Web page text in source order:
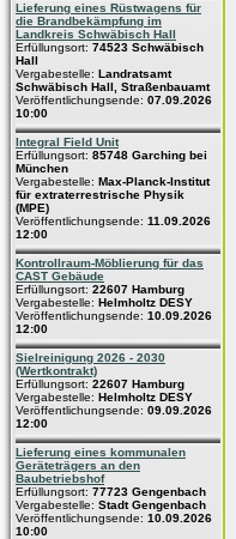
Lieferung eines Rüstwagens für
die Brandbekämpfung im
Landkreis Schwäbisch Hall
Erfüllungsort: 74523 Schwäbisch
Hall
Vergabestelle: Landratsamt
Schwäbisch Hall, Straßenbauamt
Veröffentlichungsende: 07.09.2026
10:00
Integral Field Unit
Erfüllungsort: 85748 Garching bei
München
Vergabestelle: Max-Planck-Institut
für extraterrestrische Physik
(MPE)
Veröffentlichungsende: 11.09.2026
12:00
Kontrollraum-Möblierung für das
CAST Gebäude
Erfüllungsort: 22607 Hamburg
Vergabestelle: Helmholtz DESY
Veröffentlichungsende: 10.09.2026
12:00
Sielreinigung 2026 - 2030
(Wertkontrakt)
Erfüllungsort: 22607 Hamburg
Vergabestelle: Helmholtz DESY
Veröffentlichungsende: 09.09.2026
12:00
Lieferung eines kommunalen
Geräteträgers an den
Baubetriebshof
Erfüllungsort: 77723 Gengenbach
Vergabestelle: Stadt Gengenbach
Veröffentlichungsende: 10.09.2026
10:00